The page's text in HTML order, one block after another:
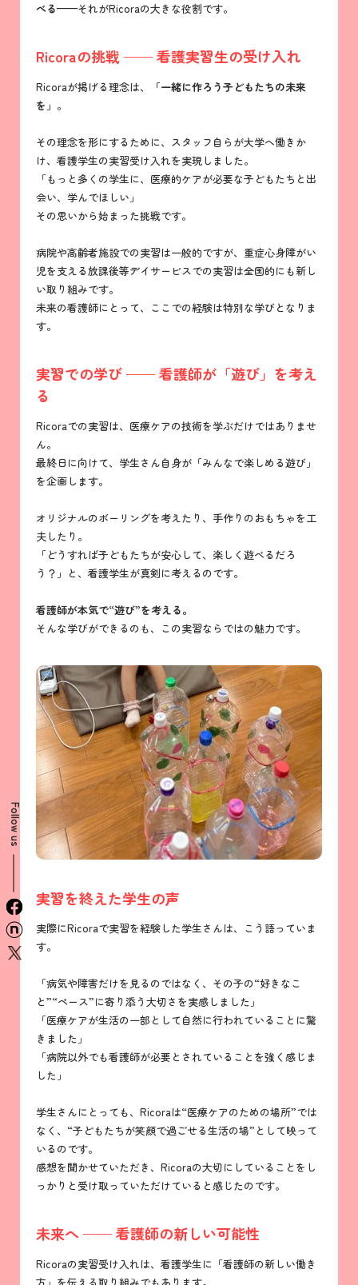
Follow us
facebook
べる——それがRicoraの大きな役割です。
Ricoraの挑戦 —— 看護実習生の受け入れ
Ricoraが掲げる理念は、
「一緒に作ろう子どもたちの未来
を」 。
その理念を形にするために、スタッフ自らが大学へ働きか
け、看護学生の実習受け入れを実現しました。
「もっと多くの学生に、医療的ケアが必要な子どもたちと出
会い、学んでほしい」
その思いから始まった挑戦です。
病院や高齢者施設での実習は一般的ですが、重症心身障がい
児を支える放課後等デイサービスでの実習は全国的にも新し
い取り組みです。
未来の看護師にとって、ここでの経験は特別な学びとなりま
す。
実習での学び —— 看護師が「遊び」を考え
る
Ricoraでの実習は、医療ケアの技術を学ぶだけではありませ
ん。
最終日に向けて、学生さん自身が「みんなで楽しめる遊び」
を企画します。
オリジナルのボーリングを考えたり、手作りのおもちゃを工
夫したり。
「どうすれば子どもたちが安心して、楽しく遊べるだろ
う？」と、看護学生が真剣に考えるのです。
看護師が本気で“遊び”を考える。
そんな学びができるのも、この実習ならではの魅力です。
実習を終えた学生の声
実際にRicoraで実習を経験した学生さんは、こう語っていま
す。
「病気や障害だけを見るのではなく、その子の“好きなこ
と”“ペース”に寄り添う大切さを実感しました」
「医療ケアが生活の一部として自然に行われていることに驚
きました」
「病院以外でも看護師が必要とされていることを強く感じま
した」
学生さんにとっても、Ricoraは“医療ケアのための場所”では
なく、“子どもたちが笑顔で過ごせる生活の場”として映って
いるのです。
感想を聞かせていただき、Ricoraの大切にしていることをし
っかりと受け取っていただけていると感じたのです。
未来へ —— 看護師の新しい可能性
Ricoraの実習受け入れは、看護学生に「看護師の新しい働き